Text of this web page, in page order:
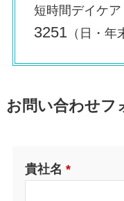
短時間デイケア
3251（日・年
お問い合わせフ
貴社名 *